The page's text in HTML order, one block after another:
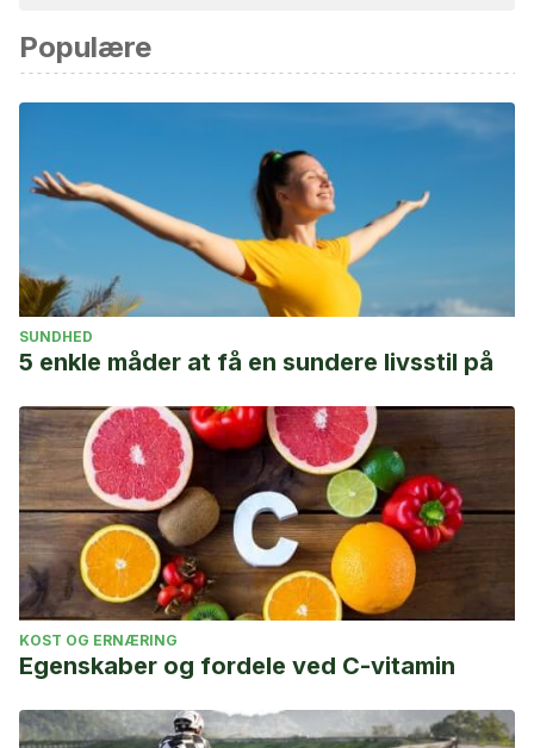
Populære
SUNDHED
5 enkle måder at få en sundere livsstil på
KOST OG ERNÆRING
Egenskaber og fordele ved C-vitamin